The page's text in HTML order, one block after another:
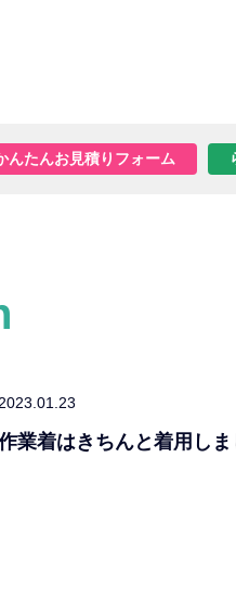
んたんお見積りフォーム
2023.01.23
業着はきちんと着用しま